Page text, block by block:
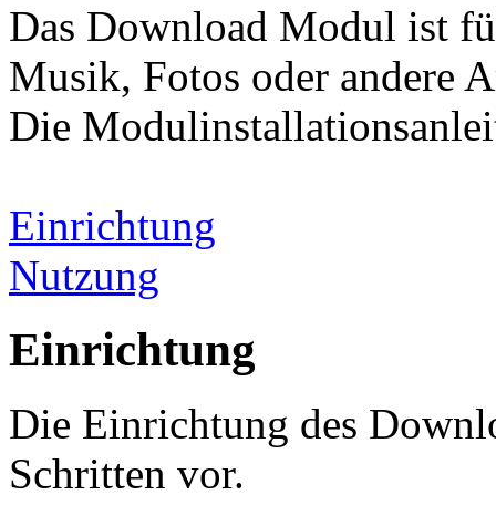
Das Download Modul ist
Musik, Fotos oder andere
Die
Einrichtung
Nutzung
Einrichtung
Die Einrichtung des
Schritten vor.